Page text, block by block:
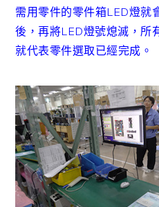
需用零件的零件箱LED燈就
後，再將LED燈號熄滅，所
就代表零件選取已經完成。